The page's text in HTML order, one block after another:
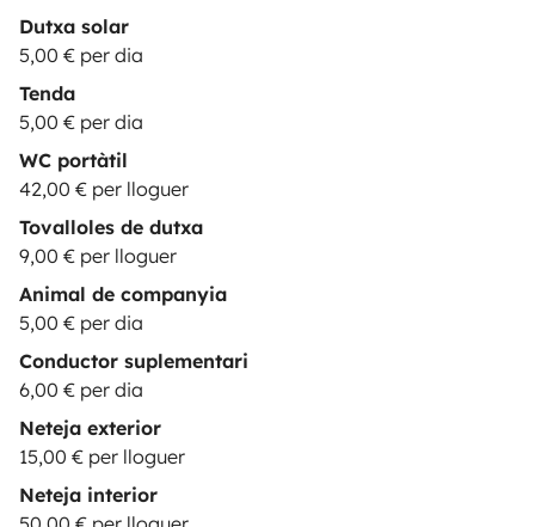
Dutxa solar
5,00 € per dia
Tenda
5,00 € per dia
WC portàtil
42,00 € per lloguer
Tovalloles de dutxa
9,00 € per lloguer
Animal de companyia
5,00 € per dia
Conductor suplementari
6,00 € per dia
Neteja exterior
15,00 € per lloguer
Neteja interior